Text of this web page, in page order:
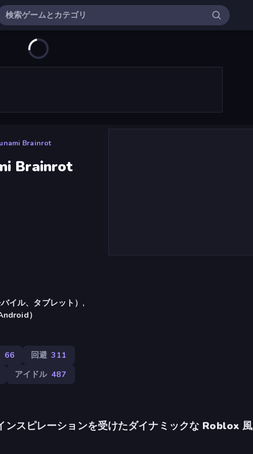
Brainrot
Brainrot
イル、タブレット）,
）
66 回避 311
アイドル 487
ンスピレーションを受けたダイナミックな Roblox 風